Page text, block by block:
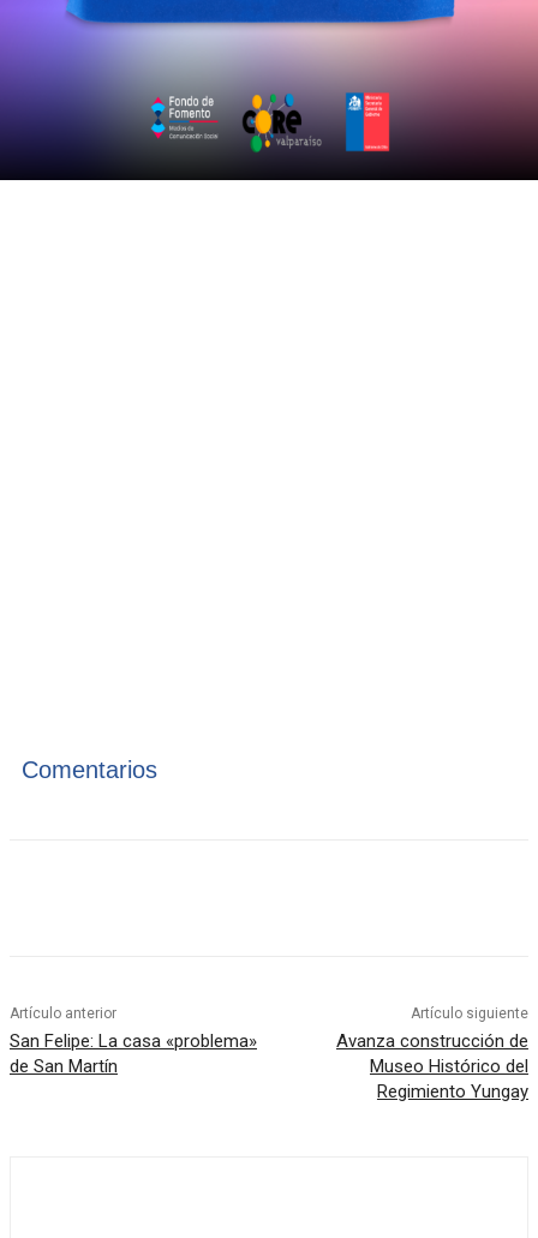
Comentarios
Artículo anterior
San Felipe: La casa «problema»
de San Martín
Artículo siguiente
Avanza construcción de
Museo Histórico del
Regimiento Yungay